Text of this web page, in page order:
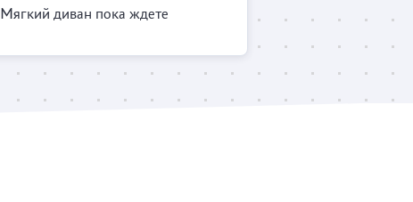
Мягкий диван пока ждете